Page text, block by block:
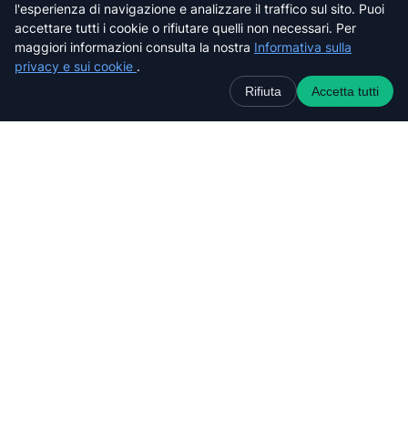
Pisa
Pistoia
Prato
Siena
l'esperienza di navigazione e analizzare il traffico sul sito. Puoi
accettare tutti i cookie o rifiutare quelli non necessari. Per
maggiori informazioni consulta la nostra Informativa sulla
privacy e sui cookie .
Rifiuta Accetta tutti